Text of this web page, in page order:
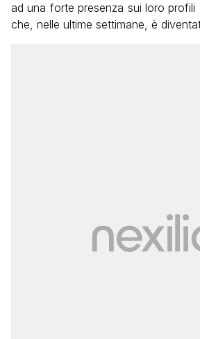
ad una forte presenza sui loro profili
che, nelle ultime settimane, è